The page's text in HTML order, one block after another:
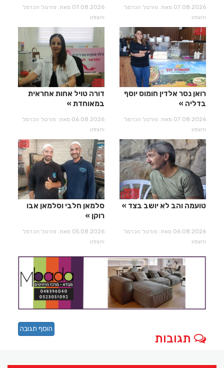
07.08.2026 מאת: פורטל הכרמל
והצפון
07.08.2026 מאת: פורטל הכרמל
והצפון
רואן נסר אלדין חומוס יוסף
בדליה
07.08.2026 מאת: פורטל הכרמל
והצפון
דורה טויל אחות אחראית
במאוחדת
06.08.2026 מאת: פורטל הכרמל
והצפון
טועמה והב לא יושב בצד
06.08.2026 מאת: פורטל הכרמל
והצפון
סלמאן חלבי וסלמאן אבו
רוקן
05.08.2026 מאת: פורטל הכרמל
והצפון
תגובות
הוסף תגובה